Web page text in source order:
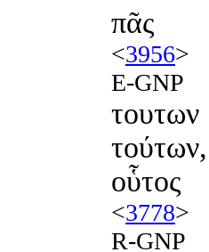
πᾶς
<3956>
E-GNP
τουτων
τούτων,
οὗτος
<3778>
R-GNP